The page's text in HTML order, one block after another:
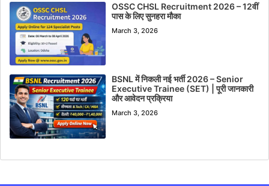
OSSC CHSL Recruitment 2026 – 12वीं
पास के लिए सुनहरा मौका
March 3, 2026
BSNL में निकली नई भर्ती 2026 – Senior
Executive Trainee (SET) | पूरी जानकारी
और आवेदन प्रक्रिया
March 3, 2026